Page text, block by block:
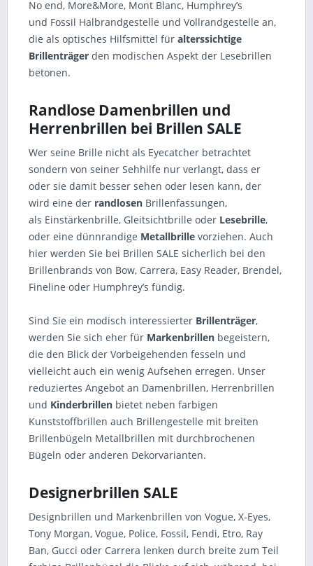
No end, More&More, Mont Blanc, Humphrey’s
und Fossil Halbrandgestelle und Vollrandgestelle an,
die als optisches Hilfsmittel für alterssichtige
Brillenträger den modischen Aspekt der Lesebrillen
betonen.
Randlose Damenbrillen und
Herrenbrillen bei Brillen SALE
Wer seine Brille nicht als Eyecatcher betrachtet
sondern von seiner Sehhilfe nur verlangt, dass er
oder sie damit besser sehen oder lesen kann, der
wird eine der randlosen Brillenfassungen,
als Einstärkenbrille, Gleitsichtbrille oder Lesebrille,
oder eine dünnrandige Metallbrille vorziehen. Auch
hier werden Sie bei Brillen SALE sicherlich bei den
Brillenbrands von Bow, Carrera, Easy Reader, Brendel,
Fineline oder Humphrey’s fündig.
Sind Sie ein modisch interessierter Brillenträger,
werden Sie sich eher für Markenbrillen begeistern,
die den Blick der Vorbeigehenden fesseln und
vielleicht auch ein wenig Aufsehen erregen. Unser
reduziertes Angebot an Damenbrillen, Herrenbrillen
und Kinderbrillen bietet neben farbigen
Kunststoffbrillen auch Brillengestelle mit breiten
Brillenbügeln Metallbrillen mit durchbrochenen
Bügeln oder anderen Dekorvarianten.
Designerbrillen SALE
Designbrillen und Markenbrillen von Vogue, X-Eyes,
Tony Morgan, Vogue, Police, Fossil, Fendi, Etro, Ray
Ban, Gucci oder Carrera lenken durch breite zum Teil